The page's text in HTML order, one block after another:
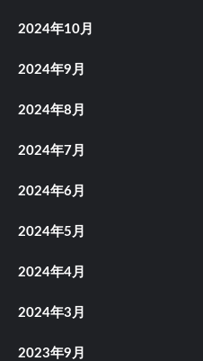
2024年10月
2024年9月
2024年8月
2024年7月
2024年6月
2024年5月
2024年4月
2024年3月
2023年9月